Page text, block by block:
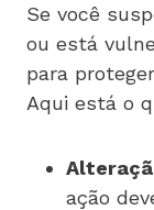
Se você
ou está
para
Aqui está o
ação